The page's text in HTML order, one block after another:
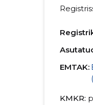
EMTAK:
KMKR